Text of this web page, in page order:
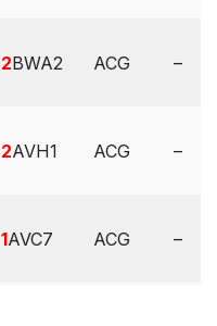
2BWA2 ACG –
2AVH1 ACG –
1AVC7 ACG –